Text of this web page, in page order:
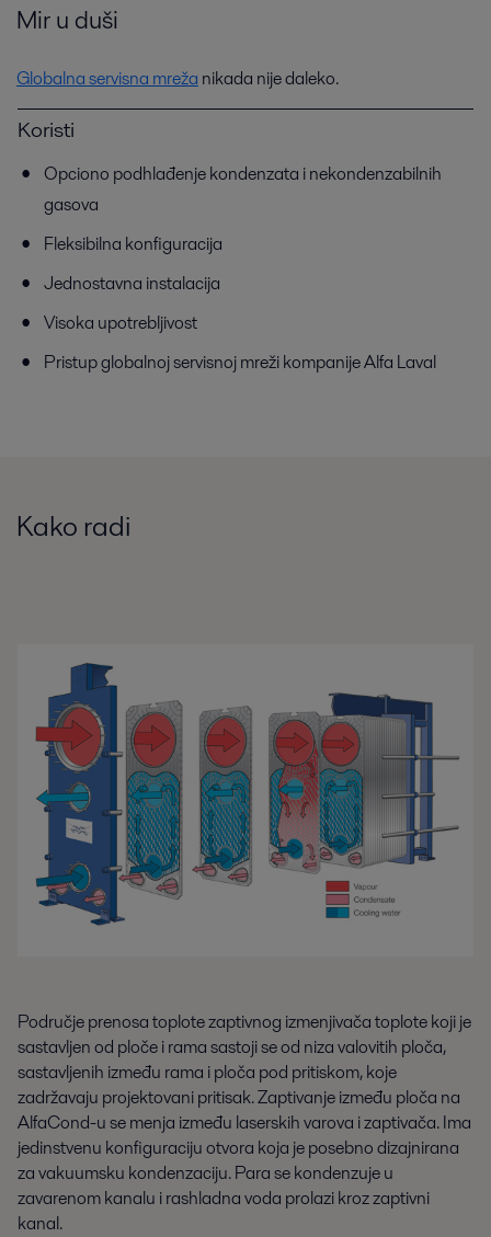
Mir u duši
Globalna servisna mreža nikada nije daleko.
Koristi
Opciono podhlađenje kondenzata i nekondenzabilnih
gasova
Fleksibilna konfiguracija
Jednostavna instalacija
Visoka upotrebljivost
Pristup globalnoj servisnoj mreži kompanije Alfa Laval
Kako radi
Područje prenosa toplote zaptivnog izmenjivača toplote koji je
sastavljen od ploče i rama sastoji se od niza valovitih ploča,
sastavljenih između rama i ploča pod pritiskom, koje
zadržavaju projektovani pritisak. Zaptivanje između ploča na
AlfaCond-u se menja između laserskih varova i zaptivača. Ima
jedinstvenu konfiguraciju otvora koja je posebno dizajnirana
za vakuumsku kondenzaciju. Para se kondenzuje u
zavarenom kanalu i rashladna voda prolazi kroz zaptivni
kanal.